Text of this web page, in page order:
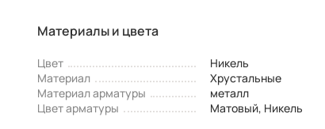
Материалы и цвета
Цвет
Никель
Материал
Хрустальные
Материал арматуры
металл
Цвет арматуры
Матовый, Никель